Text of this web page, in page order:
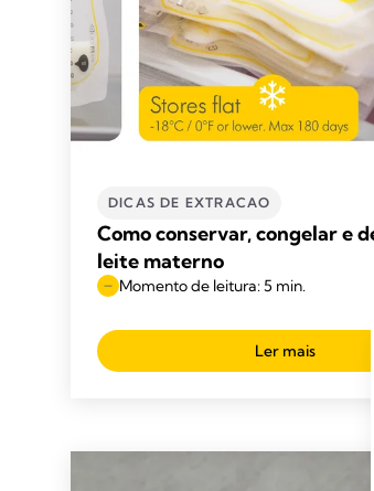
DICAS DE EXTRACAO
Como conservar, congelar e
leite materno
Momento de leitura: 5 min.
Ler mais